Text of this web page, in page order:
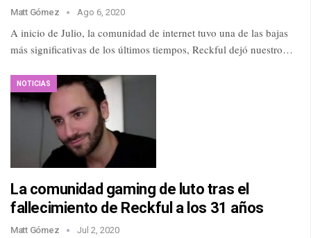
Matt Gómez Ago 6, 2020
A inicio de Julio, la comunidad de internet tuvo una de las bajas
más significativas de los últimos tiempos, Reckful dejó nuestro…
NOTICIAS
La comunidad gaming de luto tras el
fallecimiento de Reckful a los 31 años
Matt Gómez Jul 2, 2020